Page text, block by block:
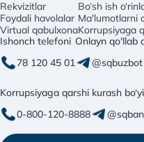
Rekvizitlar
Foydali havolalar
Virtual qabulxona
Bo‘sh ish
Ma'lumotlarni
Korrupsiyaga
Ishonch telefoni
78 120 45 01
Onlayn qo'llab
@sqbuzbot
Korrupsiyaga qarshi kurash
0-800-120-8888